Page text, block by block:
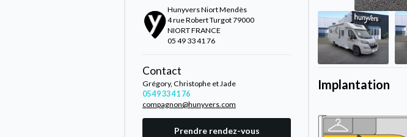
Hunyvers Niort Mendès
4 rue Robert Turgot 79000
NIORT FRANCE
05 49 33 41 76
Contact
Grégory, Christophe et Jade
05 49 33 41 76
compagnon@hunyvers.com
Prendre rendez-vous
Implantation